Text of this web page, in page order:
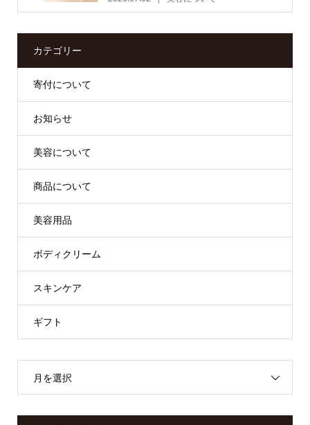
カテゴリー
寄付について
お知らせ
美容について
商品について
美容用品
ボディクリーム
スキンケア
ギフト
月を選択